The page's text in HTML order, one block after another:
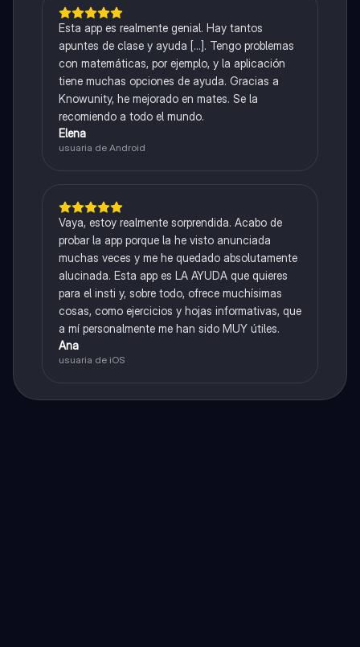
Esta app es realmente genial. Hay tantos
apuntes de clase y ayuda [...]. Tengo problemas
con matemáticas, por ejemplo, y la aplicación
tiene muchas opciones de ayuda. Gracias a
Knowunity, he mejorado en mates. Se la
recomiendo a todo el mundo.
Elena
usuaria de Android
Vaya, estoy realmente sorprendida. Acabo de
probar la app porque la he visto anunciada
muchas veces y me he quedado absolutamente
alucinada. Esta app es LA AYUDA que quieres
para el insti y, sobre todo, ofrece muchísimas
cosas, como ejercicios y hojas informativas, que
a mí personalmente me han sido MUY útiles.
Ana
usuaria de iOS